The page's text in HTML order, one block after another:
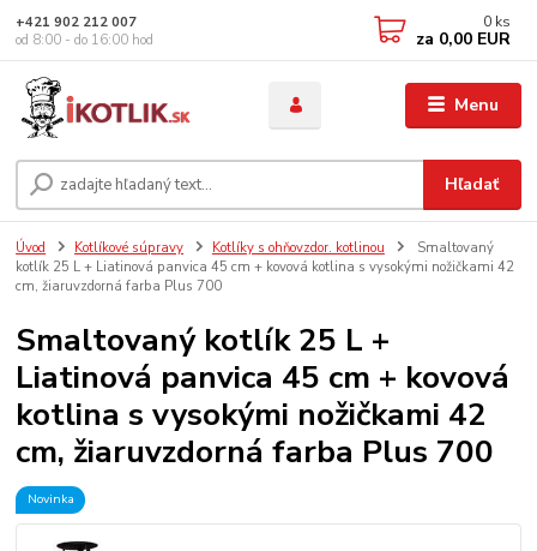
Menu
Hľadať
+421 902 212 007
od 8:00 - do 16:00 hod
0 ks
za 0,00 EUR
Úvod Kotlíkové súpravy Kotlíky s ohňovzdor. kotlinou
Smaltovaný
kotlík 25 L + Liatinová panvica 45 cm + kovová kotlina s vysokými nožičkami 42
cm, žiaruvzdorná farba Plus 700
Smaltovaný kotlík 25 L +
Liatinová panvica 45 cm + kovová
kotlina s vysokými nožičkami 42
cm, žiaruvzdorná farba Plus 700
Novinka